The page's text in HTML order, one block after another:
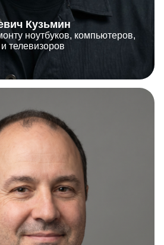
Кузьмин
ноутбуков, компьютеров,
телевизоров